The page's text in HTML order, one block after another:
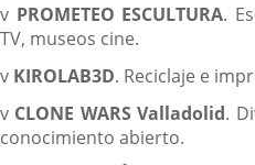
v PROMETEO ESCULTURA.
TV, museos cine.
v KIROLAB3D. Reciclaje e
v CLONE WARS Valladolid.
conocimiento abierto.